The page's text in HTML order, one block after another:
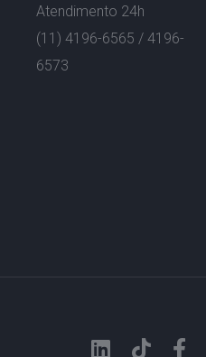
Atendimento 24h
(11) 4196-6565 / 4196-
6573